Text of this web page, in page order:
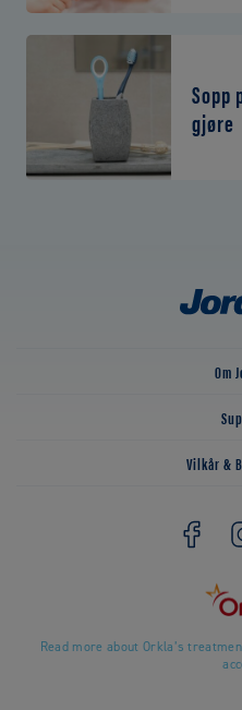
Sopp
gjøre
Om
Vilkår &
Read more about Orkla’s